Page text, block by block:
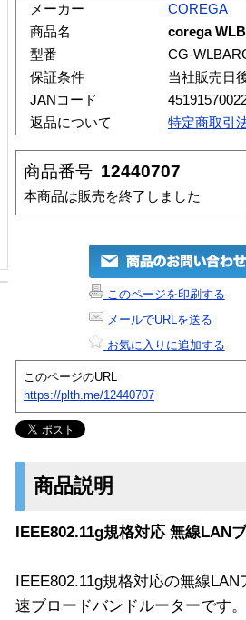
メーカー
COREGA
商品名
corega
型番
CG-
保証条件
当社販売日
JANコード
返品について
特定商取引
商品番号 12440707
本商品は販売を終了しました
このページを印刷する
メールでURLを送る
お気に入りに追加する
このページのURL
https://plth.me/12440707
商品説明
IEEE802.11g規格対応 無線LAN
IEEE802.11g規格対応の無線
速ブロードバンドルーターです